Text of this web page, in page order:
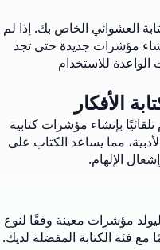
العشوائي الخاص بك. إذا لم
مؤشرات جديدة حتى تجد
الواعدة للاستخدام
الأفكار
بإنشاء مؤشرات كتابية
مما يساعد الكتاب على
الإلهام.
ليولد مؤشرات معينة وفقًا لنوع
مع فئة الكتابة المفضلة لديك.